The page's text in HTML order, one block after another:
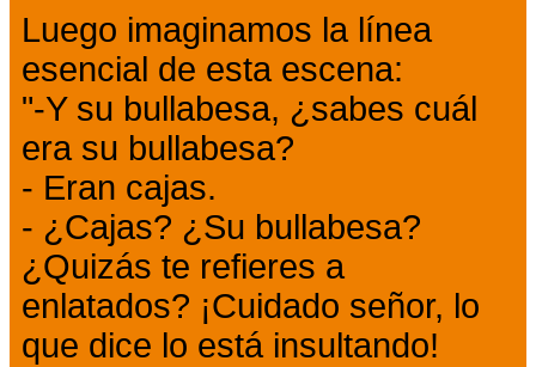
Luego imaginamos la línea
esencial de esta escena:
"-Y su bullabesa, ¿sabes cuál
era su bullabesa?
- Eran cajas.
- ¿Cajas? ¿Su bullabesa?
¿Quizás te refieres a
enlatados? ¡Cuidado señor, lo
que dice lo está insultando!